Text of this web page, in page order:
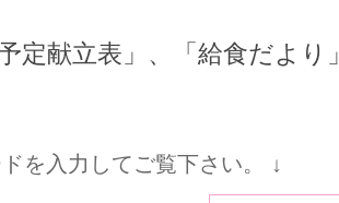
定献立表」、「給食だより」
を入力してご覧下さい。 ↓